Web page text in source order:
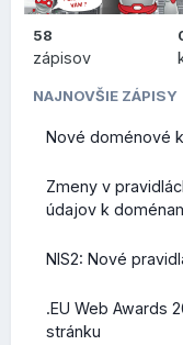
58
zápisov
NAJNOVŠIE ZÁPISY
Nové doménové
Zmeny v
údajov k
NIS2: Nové
.EU Web Awards
stránku